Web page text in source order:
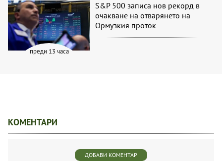
преди 13 часа
S&P 500 записа нов рекорд в
очакване на отварянето на
Ормузкия проток
КОМЕНТАРИ
ДОБАВИ КОМЕНТАР